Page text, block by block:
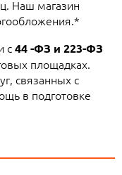
Наш магазин
с44 -ФЗ и 223-ФЗ
площадках.
связанных с
в подготовке